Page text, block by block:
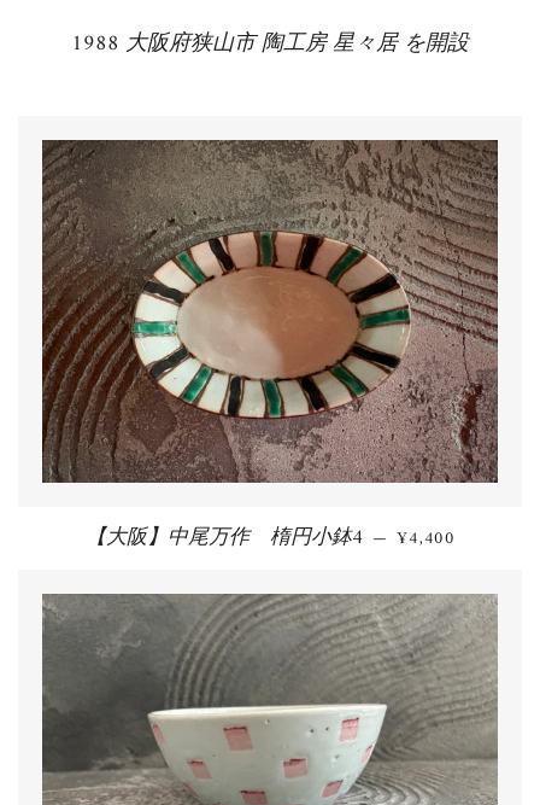
1988 大阪府狭山市陶工房 星々居 を開設
【大阪】中尾万作 楕円小鉢4 — 通常価格
¥4,400